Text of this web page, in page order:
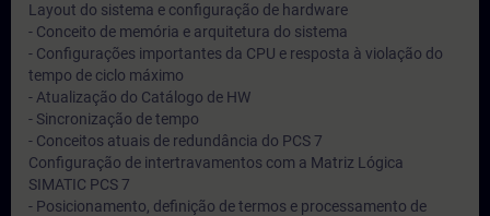
Layout do sistema e configuração de hardware
- Conceito de memória e arquitetura do sistema
- Configurações importantes da CPU e resposta à violação do
tempo de ciclo máximo
- Atualização do Catálogo de HW
- Sincronização de tempo
- Conceitos atuais de redundância do PCS 7
Configuração de intertravamentos com a Matriz Lógica
SIMATIC PCS 7
- Posicionamento, definição de termos e processamento de